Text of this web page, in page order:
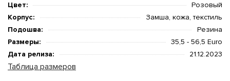
Цвет:
Розовый
Корпус:
Замша, кожа, текстиль
Подошва:
Резина
Размеры:
35,5 - 56,5 Euro
Дата релиза:
21.12.2023
Таблица размеров